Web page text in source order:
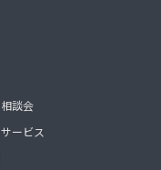
談会
ービス